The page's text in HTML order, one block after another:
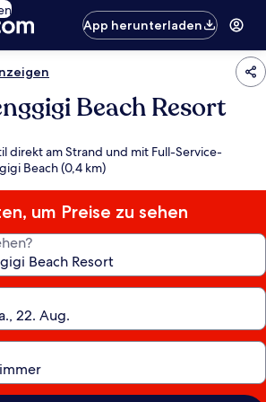
App herunterladen
Beach Resort
direkt am Strand und mit Full-Service-
Beach (0,4 km)
um Preise zu sehen